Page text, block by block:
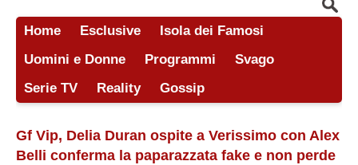
Home Esclusive
Isola dei Famosi
Uomini e Donne
Programmi
Svago
Serie TV
Reality Gossip
Gf Vip, Delia Duran ospite a Verissimo con Alex
Belli conferma la paparazzata fake e non perde